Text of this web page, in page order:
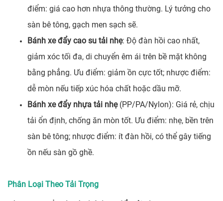
điểm: giá cao hơn nhựa thông thường. Lý tưởng cho
sàn bê tông, gạch men sạch sẽ.
Bánh xe đẩy cao su tải nhẹ: Độ đàn hồi cao nhất,
giảm xóc tối đa, di chuyển êm ái trên bề mặt không
bằng phẳng. Ưu điểm: giảm ồn cực tốt; nhược điểm:
dễ mòn nếu tiếp xúc hóa chất hoặc dầu mỡ.
Bánh xe đẩy nhựa tải nhẹ(PP/PA/Nylon): Giá rẻ, chịu
tải ổn định, chống ăn mòn tốt. Ưu điểm: nhẹ, bền trên
sàn bê tông; nhược điểm: ít đàn hồi, có thể gây tiếng
ồn nếu sàn gồ ghề.
Phân Loại Theo Tải Trọng